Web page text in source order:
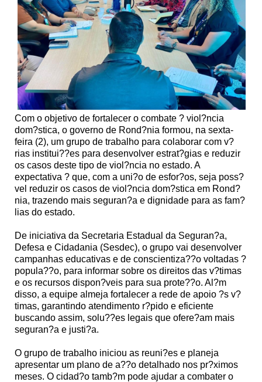
Com o objetivo de fortalecer o combate ? viol?ncia
dom?stica, o governo de Rond?nia formou, na sexta-
feira (2), um grupo de trabalho para colaborar com v?
rias institui??es para desenvolver estrat?gias e reduzir
os casos deste tipo de viol?ncia no estado. A
expectativa ? que, com a uni?o de esfor?os, seja poss?
vel reduzir os casos de viol?ncia dom?stica em Rond?
nia, trazendo mais seguran?a e dignidade para as fam?
lias do estado.
De iniciativa da Secretaria Estadual da Seguran?a,
Defesa e Cidadania (Sesdec), o grupo vai desenvolver
campanhas educativas e de conscientiza??o voltadas ?
popula??o, para informar sobre os direitos das v?timas
e os recursos dispon?veis para sua prote??o. Al?m
disso, a equipe almeja fortalecer a rede de apoio ?s v?
timas, garantindo atendimento r?pido e eficiente
buscando assim, solu??es legais que ofere?am mais
seguran?a e justi?a.
O grupo de trabalho iniciou as reuni?es e planeja
apresentar um plano de a??o detalhado nos pr?ximos
meses. O cidad?o tamb?m pode ajudar a combater o